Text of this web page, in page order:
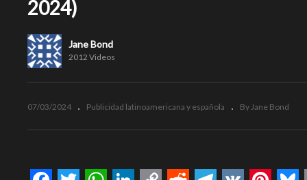
2024)
Jane Bond
2012 Videos
07/03/2024 Publicidad latinoamericana y española By Jane Bond